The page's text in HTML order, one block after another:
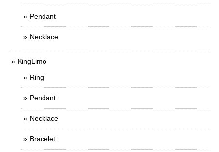
Pendant
Necklace
KingLimo
Ring
Pendant
Necklace
Bracelet